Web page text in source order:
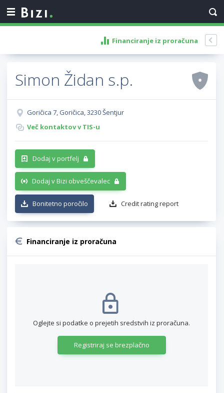
Financiranje iz proračuna
Simon Židan s.p.
Goričica 7, Goričica, 3230 Šentjur
Več kontaktov v TIS-u
Dodaj v portfelj
Dodaj v Bizi obveščevalec
Bonitetno poročilo Credit rating report
Financiranje iz proračuna
Oglejte si podatke o prejetih sredstvih iz proračuna.
Registriraj se brezplačno